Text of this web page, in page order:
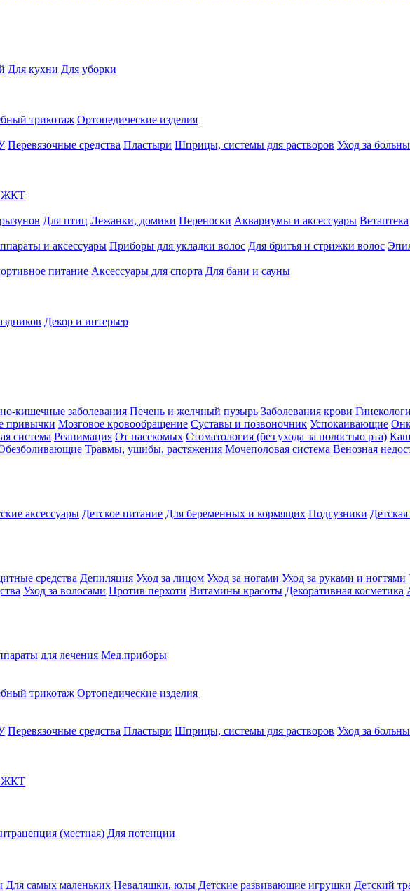
Для кухни Для уборки
трикотаж Ортопедические изделия
Перевязочные средства Пластыри Шприцы, системы для растворов Уход за
ЖКТ
Для птиц Лежанки, домики Переноски Аквариумы и аксессуары Ветаптека
и аксессуары Приборы для укладки волос Для бритья и стрижки волос
питание Аксессуары для спорта Для бани и сауны
Декор и интерьер
кишечные заболевания Печень и желчный пузырь Заболевания крови
привычки Мозговое кровообращение Суставы и позвоночник Успокаивающие
система Реанимация От насекомых Стоматология (без ухода за полостью рта)
Травмы, ушибы, растяжения Мочеполовая система Венозная
аксессуары Детское питание Для беременных и кормящих Подгузники
средства Депиляция Уход за лицом Уход за ногами Уход за руками и ногтями
Уход за волосами Против перхоти Витамины красоты Декоративная косметика
для лечения Мед.приборы
трикотаж Ортопедические изделия
Перевязочные средства Пластыри Шприцы, системы для растворов Уход за
ЖКТ
(местная) Для потенции
Для самых маленьких Неваляшки, юлы Детские развивающие игрушки Детский